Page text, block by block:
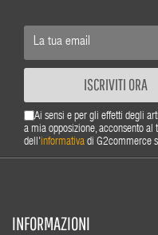
ISCRIVITI ORA
Ai sensi e per gli effetti degli
a mia opposizione, acconsento
dell'informativa di G2commerce
INFORMAZIONI